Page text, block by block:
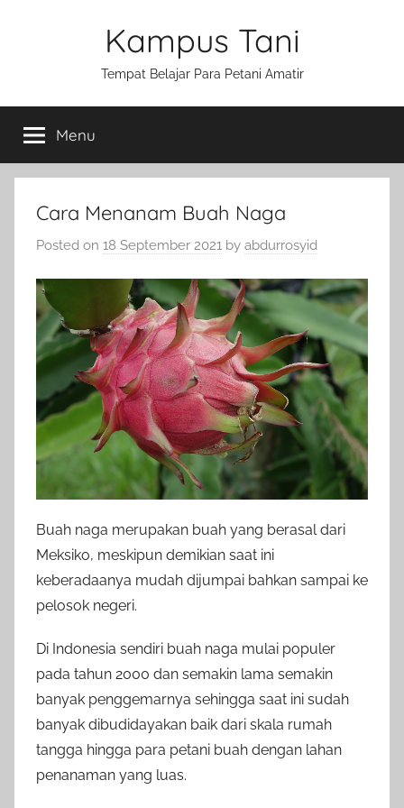
Kampus Tani
Tempat Belajar Para Petani Amatir
Menu
Cara Menanam Buah Naga
Posted on 18 September 2021 by abdurrosyid
Buah naga merupakan buah yang berasal dari
Meksiko, meskipun demikian saat ini
keberadaanya mudah dijumpai bahkan sampai ke
pelosok negeri.
Di Indonesia sendiri buah naga mulai populer
pada tahun 2000 dan semakin lama semakin
banyak penggemarnya sehingga saat ini sudah
banyak dibudidayakan baik dari skala rumah
tangga hingga para petani buah dengan lahan
penanaman yang luas.